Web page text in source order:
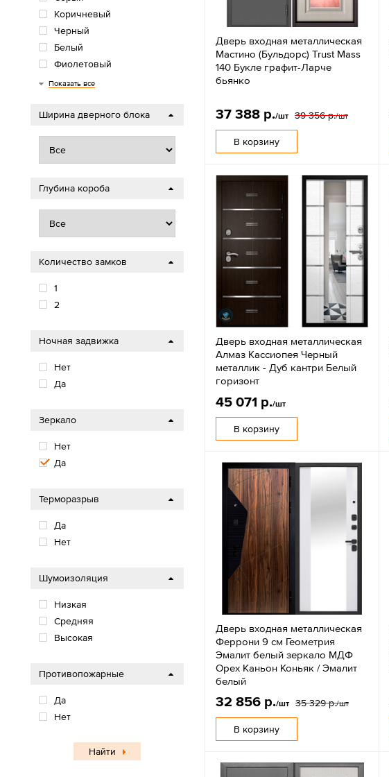
Дверь входная металлическая
Мастино (Бульдорс) Trust Mass
140 Букле графит-Ларче
бьянко
37 388 р./шт 39 356 р./шт
В корзину
Дверь входная металлическая
Алмаз Кассиопея Черный
металлик - Дуб кантри Белый
горизонт
45 071 р./шт
В корзину
Дверь входная металлическая
Феррони 9 см Геометрия
Эмалит белый зеркало МДФ
Орех Каньон Коньяк / Эмалит
белый
32 856 р./шт 35 329 р./шт
В корзину
Коричневый
Черный
Белый
Фиолетовый
Бежевый
Синий
Зеленый
Медный
Антрацит
Вишня
Показать все
Ширина дверного блока
Глубина короба
Количество замков
1
2
Ночная задвижка
Нет
Да
Зеркало
Нет
Да
Терморазрыв
Да
Нет
Шумоизоляция
Низкая
Средняя
Высокая
Противопожарные
Да
Нет
Найти